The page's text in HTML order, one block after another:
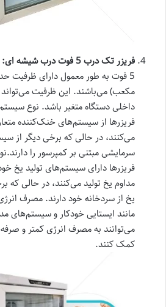
فریزر تک درب 5 فوت درب شیشه ای:
مکعب) می‌باشند. این ظرفیت
داخلی دستگاه متغیر باشد. نوع
فریزرها از سیستم‌های خنک‌کننده
می‌کنند، در حالی که برخی دیگر از
سرمایشی مبتنی بر کمپرسور را
فریزرها دارای سیستم‌های تولید یخ
مداوم یخ تولید می‌کنند، در حالی که
یخ از سردخانه خود دارند. مصرف
مانند ایستایی خودکار و سیستم‌های
می‌توانند به مصرف انرژی کمتر و
کمک کنند.